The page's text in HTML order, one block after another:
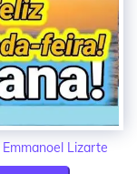
Emmanoel Lizarte